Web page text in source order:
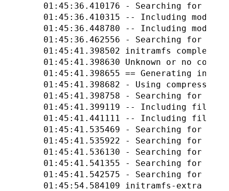
01:45:36.410176 - Searching for
01:45:36.410315 -- Including
01:45:36.448780 -- Including
01:45:36.462556 - Searching for
01:45:41.398502 initramfs
01:45:41.398630 Unknown or no
01:45:41.398655 == Generating
01:45:41.398682 - Using
01:45:41.398758 - Searching for
01:45:41.399119 -- Including
01:45:41.441111 -- Including
01:45:41.535469 - Searching for
01:45:41.535922 - Searching for
01:45:41.536130 - Searching for
01:45:41.541355 - Searching for
01:45:41.542575 - Searching for
01:45:54.584109 initramfs-extra